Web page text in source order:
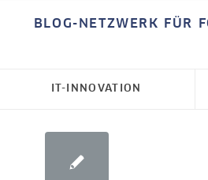
BLOG-NETZWERK FÜR
IT-INNOVATION